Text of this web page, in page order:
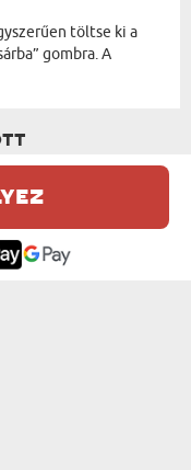
töltse ki a
gombra. A
A sütikről bővebben az
. Elfogadom